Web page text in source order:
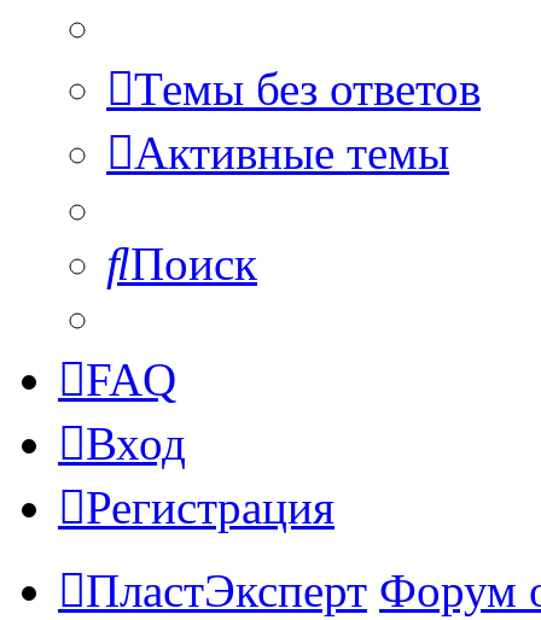
Темы без ответов
Активные темы
Поиск
FAQ
Вход
Регистрация
ПластЭксперт Форум